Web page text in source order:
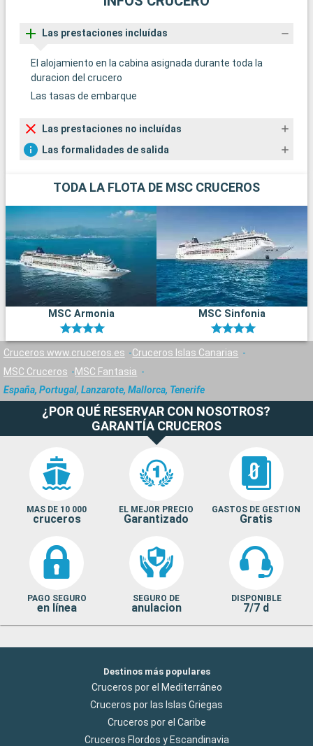
Las prestaciones incluídas
El alojamiento en la cabina asignada durante toda la
duracion del crucero
Las tasas de embarque
Las prestaciones no incluídas
Las formalidades de salida
TODA LA FLOTA DE MSC CRUCEROS
MSC Armonia MSC Sinfonia
Cruceros www.cruceros.es
Cruceros Islas Canarias
MSC Cruceros
MSC Fantasia
España, Portugal, Lanzarote, Mallorca, Tenerife
¿POR QUÉ RESERVAR CON NOSOTROS?
GARANTÍA CRUCEROS
MAS DE 10 000
cruceros
EL MEJOR PRECIO
Garantizado
GASTOS DE GESTION
Gratis
PAGO SEGURO
en línea
SEGURO DE
anulacion
DISPONIBLE
7/7 d
Destinos más populares
Cruceros por el Mediterráneo
Cruceros por las Islas Griegas
Cruceros por el Caribe
Cruceros Flordos y Escandinavia